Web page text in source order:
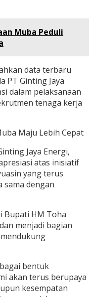
Muba Peduli
data terbaru
PT Ginting Jaya
dalam pelaksanaan
tenaga kerja
Maju Lebih Cepat
Jaya Energi,
atas inisiatif
yang terus
sama dengan
Bupati HM Toha
menjadi bagian
bentuk
akan terus berupaya
kesempatan